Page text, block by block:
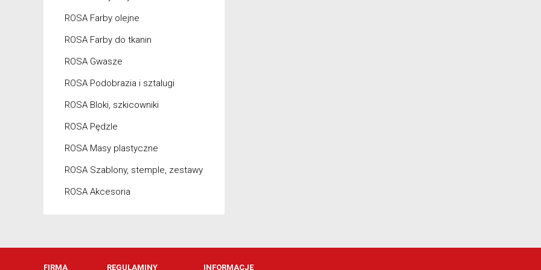
ROSA Farby olejne
ROSA Farby do tkanin
ROSA Gwasze
ROSA Podobrazia i sztalugi
ROSA Bloki, szkicowniki
ROSA Pędzle
ROSA Masy plastyczne
ROSA Szablony, stemple, zestawy
ROSA Akcesoria
FIRMA REGULAMINY INFORMACJE